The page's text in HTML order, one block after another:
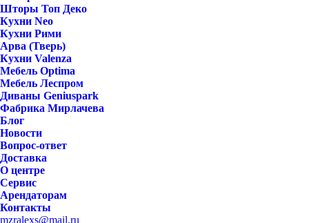
Шторы Топ Деко
Кухни Neo
Кухни Рими
Арва (Тверь)
Кухни Valenza
Мебель Optima
Мебель Леспром
Диваны Geniuspark
Фабрика Мирлачева
Блог
Новости
Вопрос-ответ
Доставка
О центре
Сервис
Арендаторам
Контакты
mzralexs@mail.ru